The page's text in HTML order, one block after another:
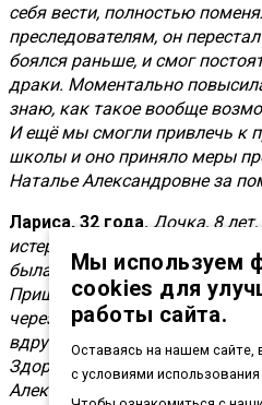
себя вести, полностью
преследователям, он
боялся раньше, и смог
драки. Моментально
знаю, как такое вообще
И ещё мы смогли привлечь к
школы и оно приняло меры
Наталье Александровне за
Лариса, 32 года. Дочка, 8 лет,
истерики. Всегда была
была сильно напугана
Пришли на консультацию
через 20 стали понятны
вдруг всё рассказала мне. Я
Здорово, что есть такие
Александровна! Если что-то
Мы используем
cookies для
работы сайта.
Оставаясь на нашем сайте,
с условиями